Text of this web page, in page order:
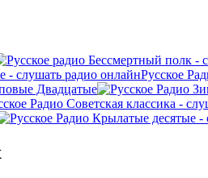
Русское
Двадцатые